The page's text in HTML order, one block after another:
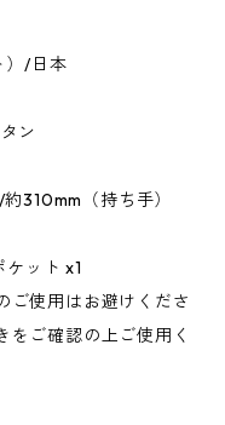
）/日本
ン
310mm（持ち手）
ット x1
ご使用はお避けくださ
をご確認の上ご使用く